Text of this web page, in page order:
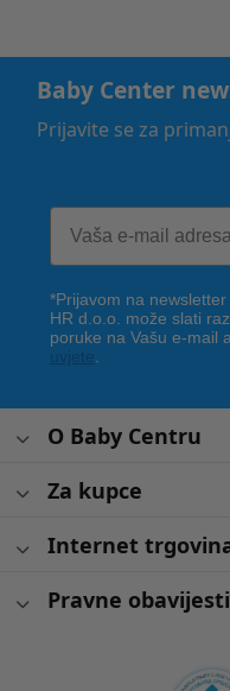
Baby Center
Prijavite se za
*Prijavom na
HR d.o.o. može slati
poruke na Vašu e-mail
O Baby Centru
Za kupce
Internet
Pravne obavijesti